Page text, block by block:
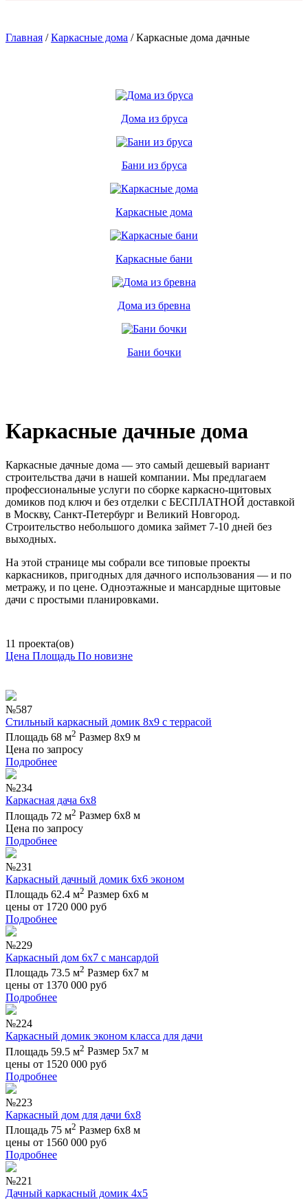
Главная /Каркасные дома /Каркасные дома дачные
Дома из бруса
Бани из бруса
Каркасные дома
Каркасные бани
Дома из бревна
Бани бочки
Каркасные дачные дома
Каркасные дачные дома — это самый дешевый вариант
строительства дачи в нашей компании. Мы предлагаем
профессиональные услуги по сборке каркасно-щитовых
домиков под ключ и без отделки с БЕСПЛАТНОЙ доставкой
в Москву, Санкт-Петербург и Великий Новгород.
Строительство небольшого домика займет 7-10 дней без
выходных.
На этой странице мы собрали все типовые проекты
каркасников, пригодных для дачного использования — и по
метражу, и по цене. Одноэтажные и мансардные щитовые
дачи с простыми планировками.
11 проекта(ов)
Цена Площадь По новизне
№587
Стильный каркасный домик 8х9 с террасой
Площадь 68 м2 Размер 8х9 м
Цена по запросу
Подробнее
№234
Каркасная дача 6х8
Площадь 72 м2 Размер 6х8 м
Цена по запросу
Подробнее
№231
Каркасный дачный домик 6х6 эконом
Площадь 62.4 м2 Размер 6х6 м
цены от 1720 000 руб
Подробнее
№229
Каркасный дом 6х7 с мансардой
Площадь 73.5 м2 Размер 6х7 м
цены от 1370 000 руб
Подробнее
№224
Каркасный домик эконом класса для дачи
Площадь 59.5 м2 Размер 5х7 м
цены от 1520 000 руб
Подробнее
№223
Каркасный дом для дачи 6х8
Площадь 75 м2 Размер 6х8 м
цены от 1560 000 руб
Подробнее
№221
Дачный каркасный домик 4х5